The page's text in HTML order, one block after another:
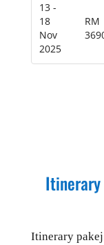
13 -
18
Nov
2025
RM
Itinerary